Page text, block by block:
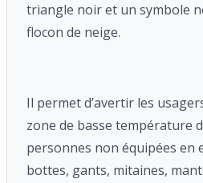
triangle noir et un symbole
flocon de neige.
Il permet d’avertir les
zone de basse température
personnes non équipées en
bottes, gants, mitaines,